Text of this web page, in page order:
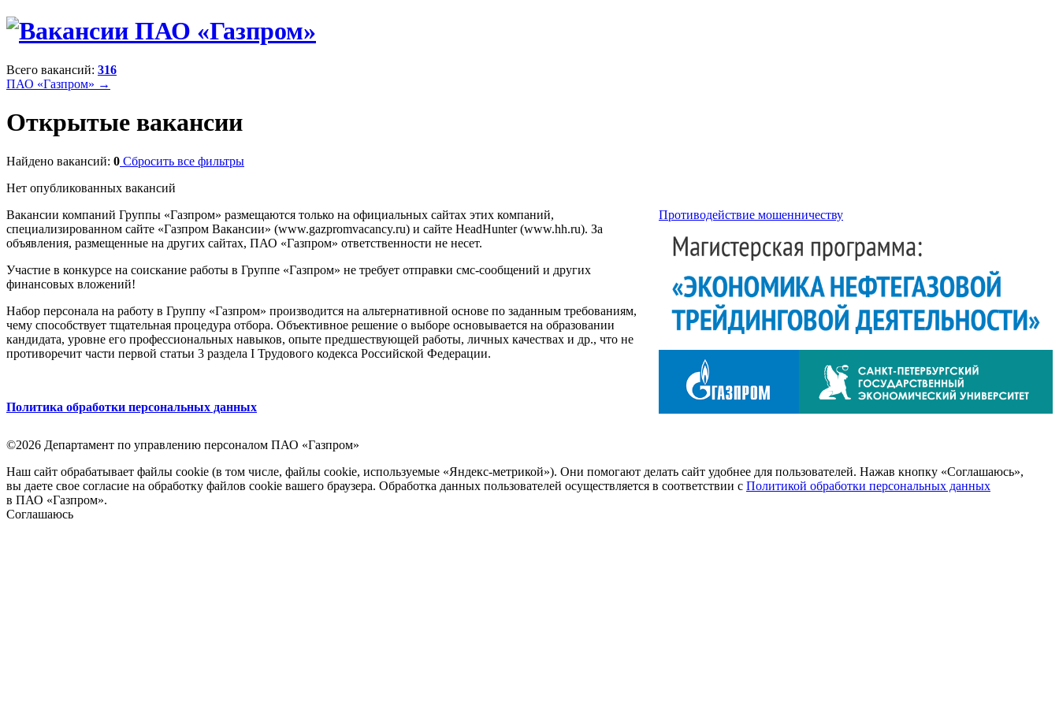
Всего вакансий: 316
ПАО «Газпром» →
Открытые вакансии
Найдено вакансий: 0 Сбросить все фильтры
Нет опубликованных вакансий
Противодействие мошенничеству
Вакансии компаний Группы «Газпром» размещаются только на официальных сайтах этих компаний,
специализированном сайте «Газпром Вакансии» (www.gazpromvacancy.ru) и сайте HeadHunter (www.hh.ru). За
объявления, размещенные на других сайтах, ПАО «Газпром» ответственности не несет.
Участие в конкурсе на соискание работы в Группе «Газпром» не требует отправки смс-сообщений и других
финансовых вложений!
Набор персонала на работу в Группу «Газпром» производится на альтернативной основе по заданным требованиям,
чему способствует тщательная процедура отбора. Объективное решение о выборе основывается на образовании
кандидата, уровне его профессиональных навыков, опыте предшествующей работы, личных качествах и др., что не
противоречит части первой статьи 3 раздела I Трудового кодекса Российской Федерации.
Политика обработки персональных данных
©2026 Департамент по управлению персоналом ПАО «Газпром»
Наш сайт обрабатывает файлы cookie (в том числе, файлы cookie, используемые «Яндекс-метрикой»). Они помогают делать сайт удобнее для пользователей. Нажав кнопку «Соглашаюсь»,
вы даете свое согласие на обработку файлов cookie вашего браузера. Обработка данных пользователей осуществляется в соответствии с Политикой обработки персональных данных
в ПАО «Газпром».
Соглашаюсь